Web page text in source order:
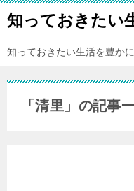
知っておきたい
知っておきたい生活を豊か
「清里」の記事